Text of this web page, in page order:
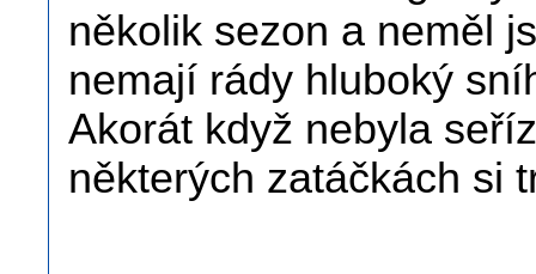
několik sezon a neměl
nemají rády hluboký
Akorát když nebyla
některých zatáčkách si